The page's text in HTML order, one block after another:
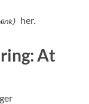
her.
At